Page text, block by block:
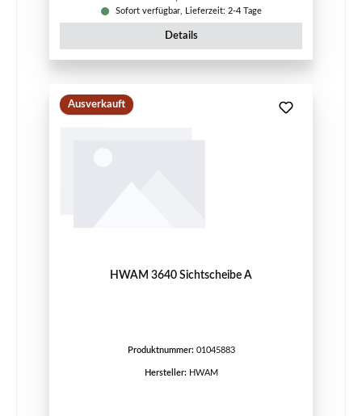
Sofort verfügbar, Lieferzeit: 2-4 Tage
Details
Ausverkauft
HWAM 3640 Sichtscheibe A
Produktnummer: 01045883
Hersteller: HWAM